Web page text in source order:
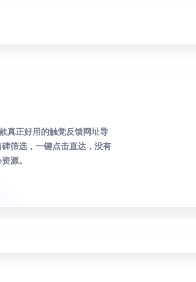
真正好用的触觉反馈网址导
筛选，一键点击直达，没有
源。